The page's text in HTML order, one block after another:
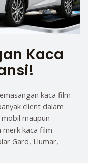
Kaca
kaca film
client dalam
maupun
merk kaca film
Gard, Llumar,